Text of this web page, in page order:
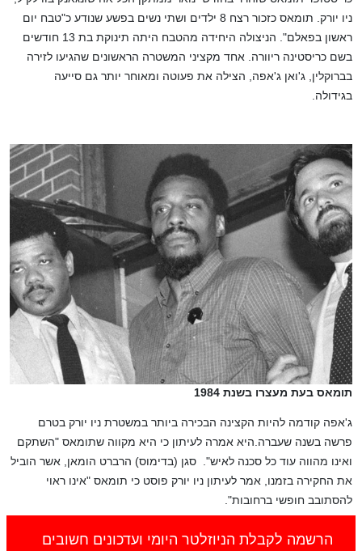
ניו יורק.
תומאס כזכור רצח 8 ילדים ושתי נשים בפשע שנודע כ"טבח יום
ראשון בפאלם". הניצולה היחידה מהטבח היתה תינוקת בת 13 חודשים
בשם כריסטינה ריוורה. אחד מקציני המשטרה הראשונים שהגיעו לזירה
בברוקלין, ג'ואן ג'אפה, הצילה את פעוטה ומאוחר יותר גם סייעה
בגידולה.
תומאס בעת מעצרו בשנת 1984
ג'אפה קודמה להיות הקצינה הבכירה ביותר במשטרת ניו יורק בטרם
פרשה בשנה שעברה.היא אמרה לעיתון כי היא מקווה שתומאס "השתקם
ואינו מהווה עוד כל סכנה לאיש". סגן (בדימוס) הרברט הומאן, אשר הוביל
את החקירה בזמנו, אמר לעיתון ניו יורק פוסט כי תומאס "אינו ראוי
להסתובב חופשי ברחובות".
הרשמה לקבלת הניוזלטר היומי ועדכונים חשובים